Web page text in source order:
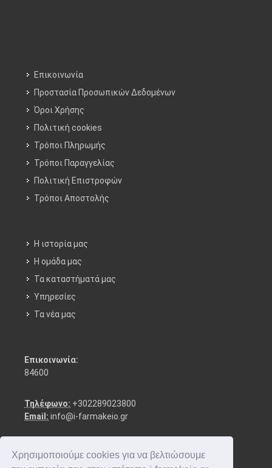
Χρησιμοποιούμε cookies για να βελτιώσουμε
Επικοινωνία
Προστασία Προσωπικών Δεδομένων
Όροι Χρήσης
Πολιτική cookies
Τρόποι Πληρωμής
Τρόποι Παραγγελίας
Πολιτική Επιστροφών
Τρόποι Aποστολής
Η ιστορία μας
Η ομάδα μας
Τα καταστήματά μας
Υπηρεσίες
Τα νέα μας
Επικοινωνία:
84600
Τηλέφωνο: +302289023800
Email: info@i-farmakeio.gr